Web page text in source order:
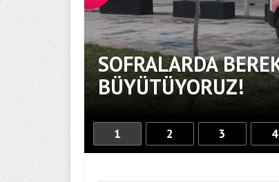
SOFRALARDA
BÜYÜTÜYORUZ!
1 2 3 4